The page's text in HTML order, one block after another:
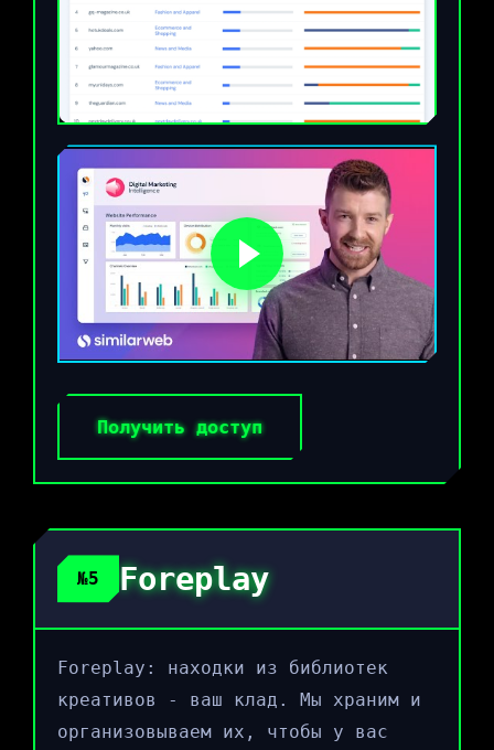
Получить доступ
№5 Foreplay
Foreplay: находки из библиотек
креативов - ваш клад. Мы храним и
организовываем их, чтобы у вас